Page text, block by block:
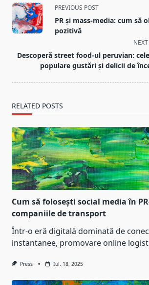
<span
class="nav-
subtitle
reader-
text">Page</span>
PREVIOUS POST
PR și mass-media: cum să
pozitivă
Descoperă street food-ul peruvian:
populare gustări și delicii de
RELATED POSTS
Cum să folosești social media în
companiile de transport
Într-o eră digitală dominată de
instantanee, promovare online
Press Iul. 18, 2025